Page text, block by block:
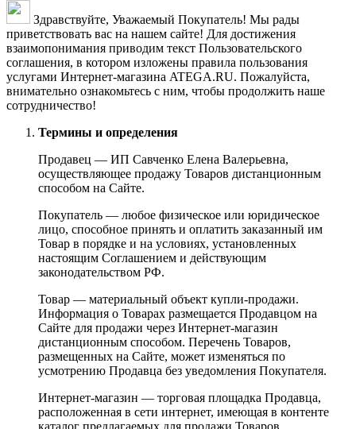
Здравствуйте, Уважаемый Покупатель! Мы рады
приветствовать вас на нашем сайте! Для достижения
взаимопонимания приводим текст Пользовательского
соглашения, в котором изложены правила пользования
услугами Интернет-магазина ATEGA.RU. Пожалуйста,
внимательно ознакомьтесь с ним, чтобы продолжить наше
сотрудничество!
Термины и определения
Продавец — ИП Савченко Елена Валерьевна,
осуществляющее продажу Товаров дистанционным
способом на Сайте.
Покупатель — любое физическое или юридическое
лицо, способное принять и оплатить заказанный им
Товар в порядке и на условиях, установленных
настоящим Соглашением и действующим
законодательством РФ.
Товар — материальный объект купли-продажи.
Информация о Товарах размещается Продавцом на
Сайте для продажи через Интернет-магазин
дистанционным способом. Перечень Товаров,
размещенных на Сайте, может изменяться по
усмотрению Продавца без уведомления Покупателя.
Интернет-магазин — торговая площадка Продавца,
расположенная в сети интернет, имеющая в контенте
каталог предлагаемых для продажи Товаров